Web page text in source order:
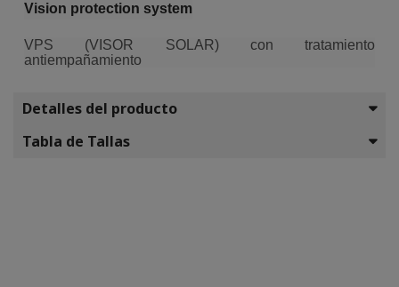
Vision protection system
VPS (VISOR SOLAR) con tratamiento
antiempañamiento
Detalles del producto
Tabla de Tallas